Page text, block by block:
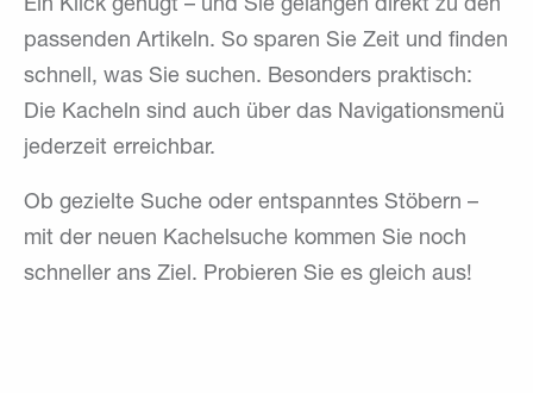
Ein Klick genügt – und Sie gelangen direkt zu den
passenden Artikeln. So sparen Sie Zeit und finden
schnell, was Sie suchen. Besonders praktisch:
Die Kacheln sind auch über das Navigationsmenü
jederzeit erreichbar.
Ob gezielte Suche oder entspanntes Stöbern –
mit der neuen Kachelsuche kommen Sie noch
schneller ans Ziel. Probieren Sie es gleich aus!